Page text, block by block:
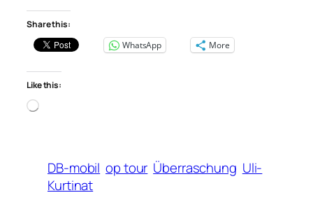
Share this:
WhatsApp
More
Like this:
Loading…
DB-mobil op tour Überraschung Uli-
Kurtinat